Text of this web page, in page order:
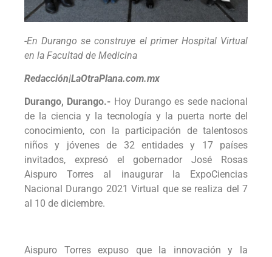
-En Durango se construye el primer Hospital Virtual
en la Facultad de Medicina
Redacción|LaOtraPlana.com.mx
Durango, Durango.- Hoy Durango es sede nacional
de la ciencia y la tecnología y la puerta norte del
conocimiento, con la participación de talentosos
niños y jóvenes de 32 entidades y 17 países
invitados, expresó el gobernador José Rosas
Aispuro Torres al inaugurar la ExpoCiencias
Nacional Durango 2021 Virtual que se realiza del 7
al 10 de diciembre.
Aispuro Torres expuso que la innovación y la